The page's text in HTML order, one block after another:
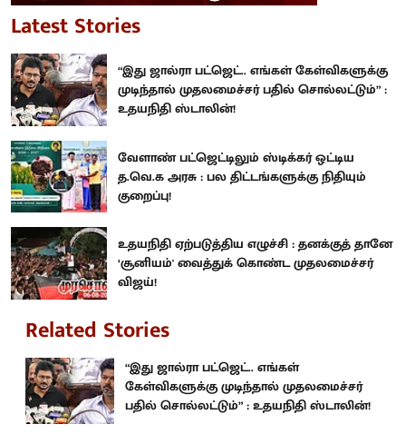
Latest Stories
“இது ஜால்ரா பட்ஜெட்.. எங்கள் கேள்விகளுக்கு
முடிந்தால் முதலமைச்சர் பதில் சொல்லட்டும்” :
உதயநிதி ஸ்டாலின்!
வேளாண் பட்ஜெட்டிலும் ஸ்டிக்கர் ஒட்டிய
த.வெ.க அரசு : பல திட்டங்களுக்கு நிதியும்
குறைப்பு!
உதயநிதி ஏற்படுத்திய எழுச்சி : தனக்குத் தானே
‘சூனியம்' வைத்துக் கொண்ட முதலமைச்சர்
விஜய்!
Related Stories
“இது ஜால்ரா பட்ஜெட்.. எங்கள்
கேள்விகளுக்கு முடிந்தால் முதலமைச்சர்
பதில் சொல்லட்டும்” : உதயநிதி ஸ்டாலின்!